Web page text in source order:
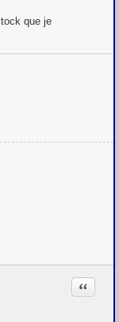
que je
Citation